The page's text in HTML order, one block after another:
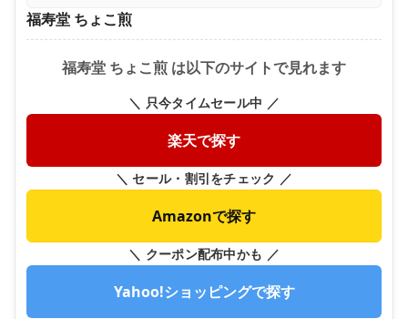
福寿堂 ちょこ煎
福寿堂 ちょこ煎 は以下のサイトで見れます
＼ 只今タイムセール中 ／
楽天で探す
＼ セール・割引をチェック ／
Amazonで探す
＼ クーポン配布中かも ／
Yahoo!ショッピングで探す